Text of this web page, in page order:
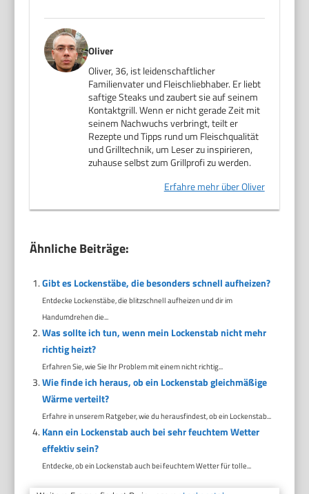
Oliver
Oliver, 36, ist leidenschaftlicher
Familienvater und Fleischliebhaber. Er liebt
saftige Steaks und zaubert sie auf seinem
Kontaktgrill. Wenn er nicht gerade Zeit mit
seinem Nachwuchs verbringt, teilt er
Rezepte und Tipps rund um Fleischqualität
und Grilltechnik, um Leser zu inspirieren,
zuhause selbst zum Grillprofi zu werden.
Erfahre mehr über Oliver
Ähnliche Beiträge:
Gibt es Lockenstäbe, die besonders schnell aufheizen?
Entdecke Lockenstäbe, die blitzschnell aufheizen und dir im
Handumdrehen die...
Was sollte ich tun, wenn mein Lockenstab nicht mehr
richtig heizt?
Erfahren Sie, wie Sie Ihr Problem mit einem nicht richtig...
Wie finde ich heraus, ob ein Lockenstab gleichmäßige
Wärme verteilt?
Erfahre in unserem Ratgeber, wie du herausfindest, ob ein Lockenstab...
Kann ein Lockenstab auch bei sehr feuchtem Wetter
effektiv sein?
Entdecke, ob ein Lockenstab auch bei feuchtem Wetter für tolle...